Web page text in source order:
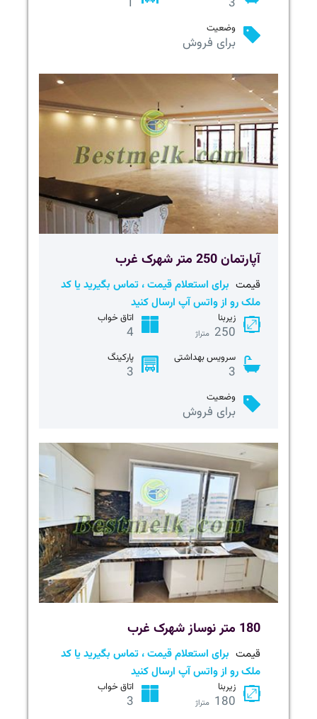
وضعیت
برای فروش
آپارتمان 250 متر شهرک غرب
قیمت برای استعلام قیمت ، تماس بگیرید یا کد
ملک رو از واتس آپ ارسال کنید
زیربنا
250 متراژ
اتاق خواب
4
سرویس بهداشتی
3
پارکینگ
3
وضعیت
برای فروش
180 متر نوساز شهرک غرب
قیمت برای استعلام قیمت ، تماس بگیرید یا کد
ملک رو از واتس آپ ارسال کنید
زیربنا
180 متراژ
اتاق خواب
3